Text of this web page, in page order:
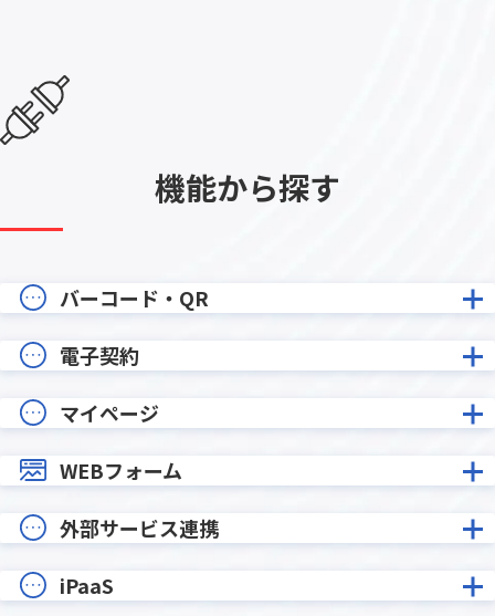
機能から探す
バーコード・QR
電子契約
マイページ
WEBフォーム
外部サービス連携
iPaaS